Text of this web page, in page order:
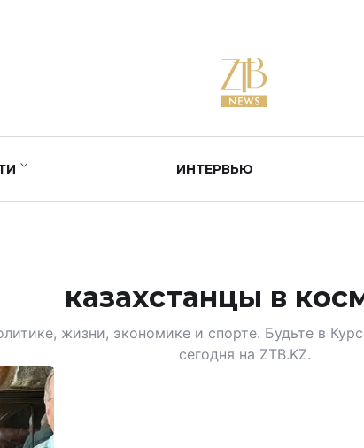
ИНТЕРВЬЮ
казахстанцы в
жизни, экономике и спорте. Будьте в
сегодня на ZTB.KZ.